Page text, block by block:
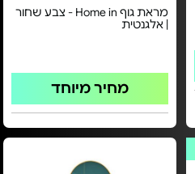
מראת גוף Home in - צבע שחור
| אלגנטית
מחיר מיוחד